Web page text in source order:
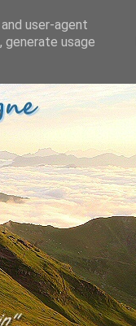
user-agent
usage